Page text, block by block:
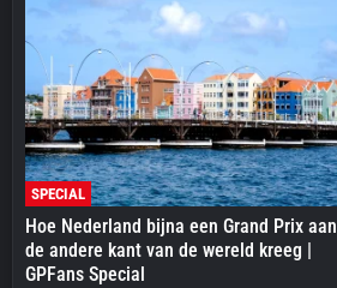
SPECIAL
Hoe Nederland bijna een Grand Prix aan
de andere kant van de wereld kreeg |
GPFans Special